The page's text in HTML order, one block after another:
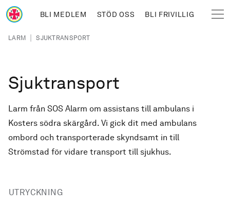
Hoppa till huvudinnehåll
BLI MEDLEM STÖD OSS BLI FRIVILLIG
Länkstig
LARM | SJUKTRANSPORT
Sjuktransport
Larm från SOS Alarm om assistans till ambulans i
Kosters södra skärgård. Vi gick dit med ambulans
ombord och transporterade skyndsamt in till
Strömstad för vidare transport till sjukhus.
UTRYCKNING